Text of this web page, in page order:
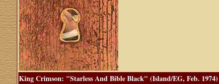
King Crimson: "Starless And Bible Black" (Island/EG, Feb. 1974)